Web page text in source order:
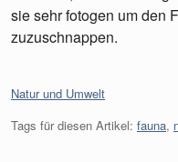
sie sehr fotogen um den
zuzuschnappen.
Kategorien:
Natur und Umwelt
Tags für diesen Artikel: fauna,